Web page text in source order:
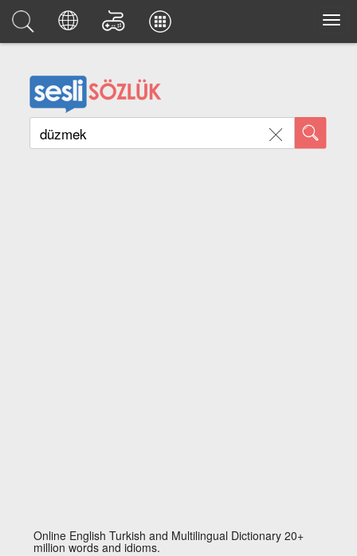
Online English Turkish and Multilingual Dictionary 20+
million words and idioms.